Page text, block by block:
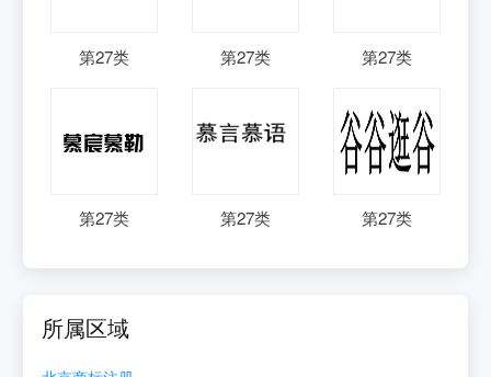
第27类 第27类 第27类
第27类 第27类 第27类
所属区域